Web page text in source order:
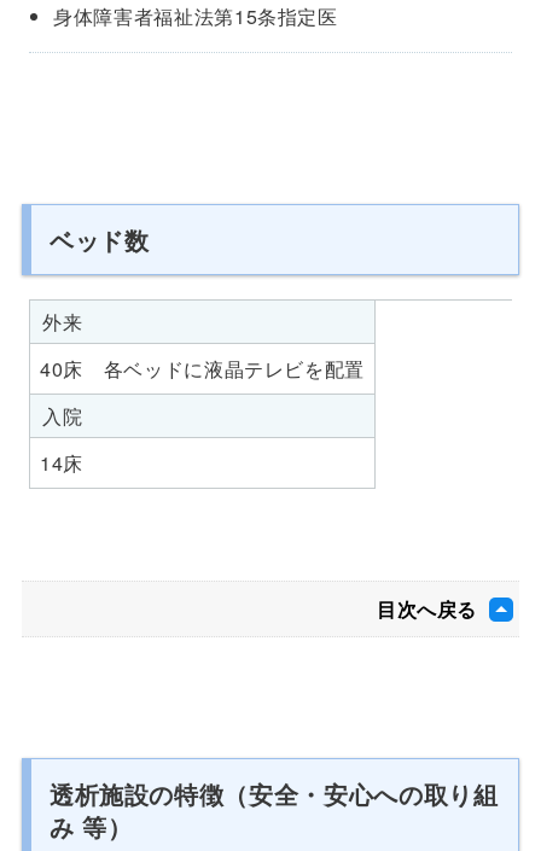
身体障害者福祉法第15条指定医
ベッド数
外来
40床 各ベッドに液晶テレビを配置
入院
14床
目次へ戻る
透析施設の特徴（安全・安心への取り組
み 等）